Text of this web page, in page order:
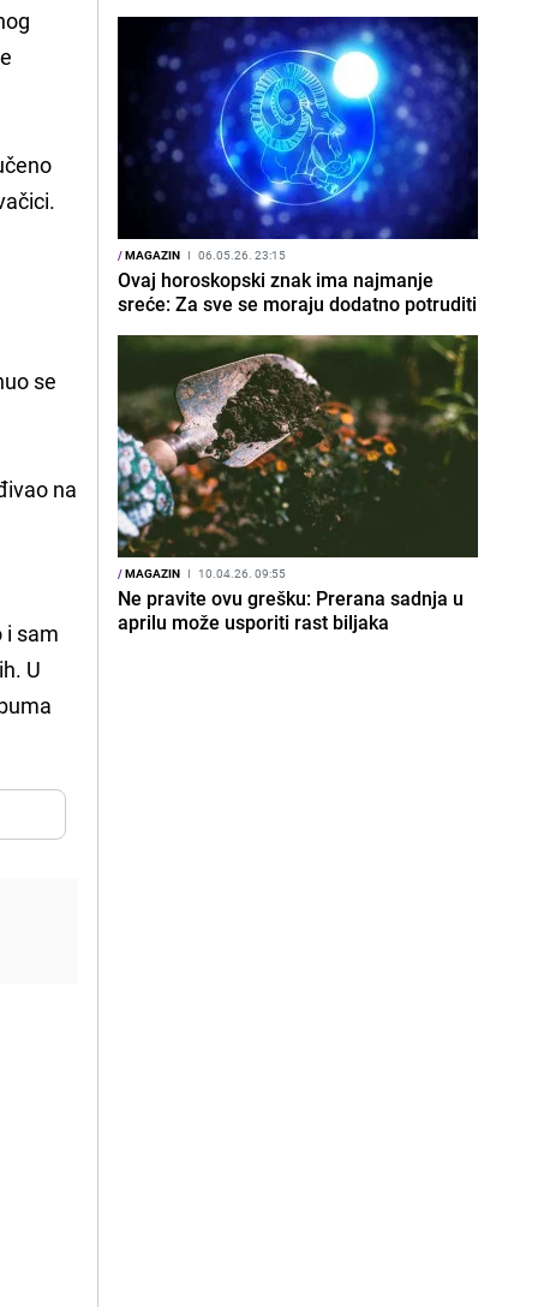
se
na
i sam
U
/MAGAZIN I 06.05.26. 23:15
Ovaj horoskopski znak ima najmanje
sreće: Za sve se moraju dodatno potruditi
/MAGAZIN I 10.04.26. 09:55
Ne pravite ovu grešku: Prerana sadnja u
aprilu može usporiti rast biljaka